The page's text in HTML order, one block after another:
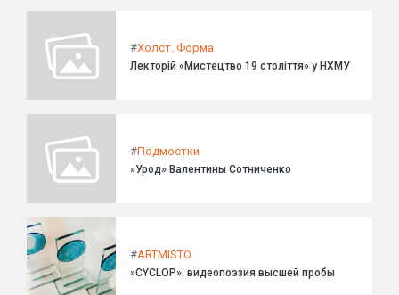
#Холст. Форма
Лекторій «Мистецтво 19 століття» у НХМУ
#Подмостки
»Урод» Валентины Сотниченко
#ARTMISTO
»CYCLOP»: видеопоэзия высшей пробы